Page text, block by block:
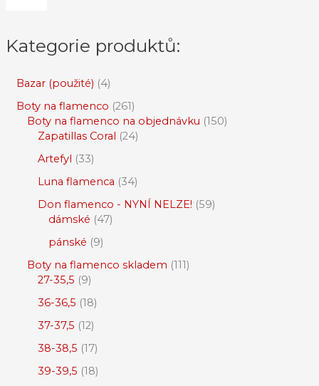
Kategorie produktů:
Bazar (použité) 4
Boty na flamenco 261
Boty na flamenco na objednávku 150
Zapatillas Coral 24
Artefyl 33
Luna flamenca 34
Don flamenco - NYNÍ NELZE! 59
dámské 47
pánské 9
Boty na flamenco skladem 111
27-35,5 9
36-36,5 18
37-37,5 12
38-38,5 17
39-39,5 18